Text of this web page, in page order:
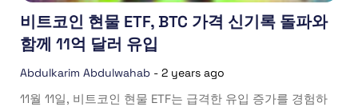
비트코인 현물 ETF, BTC 가격 신기록 돌파와
함께 11억 달러 유입
Abdulkarim Abdulwahab - 2 years ago
11월 11일, 비트코인 현물 ETF는 급격한 유입 증가를 경험하